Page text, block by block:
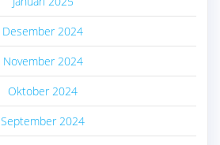
Desember 2024
November 2024
Oktober 2024
September 2024